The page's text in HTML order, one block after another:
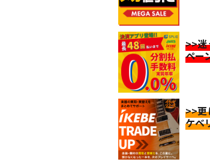
>>迷
ペー
>>更
ケベ